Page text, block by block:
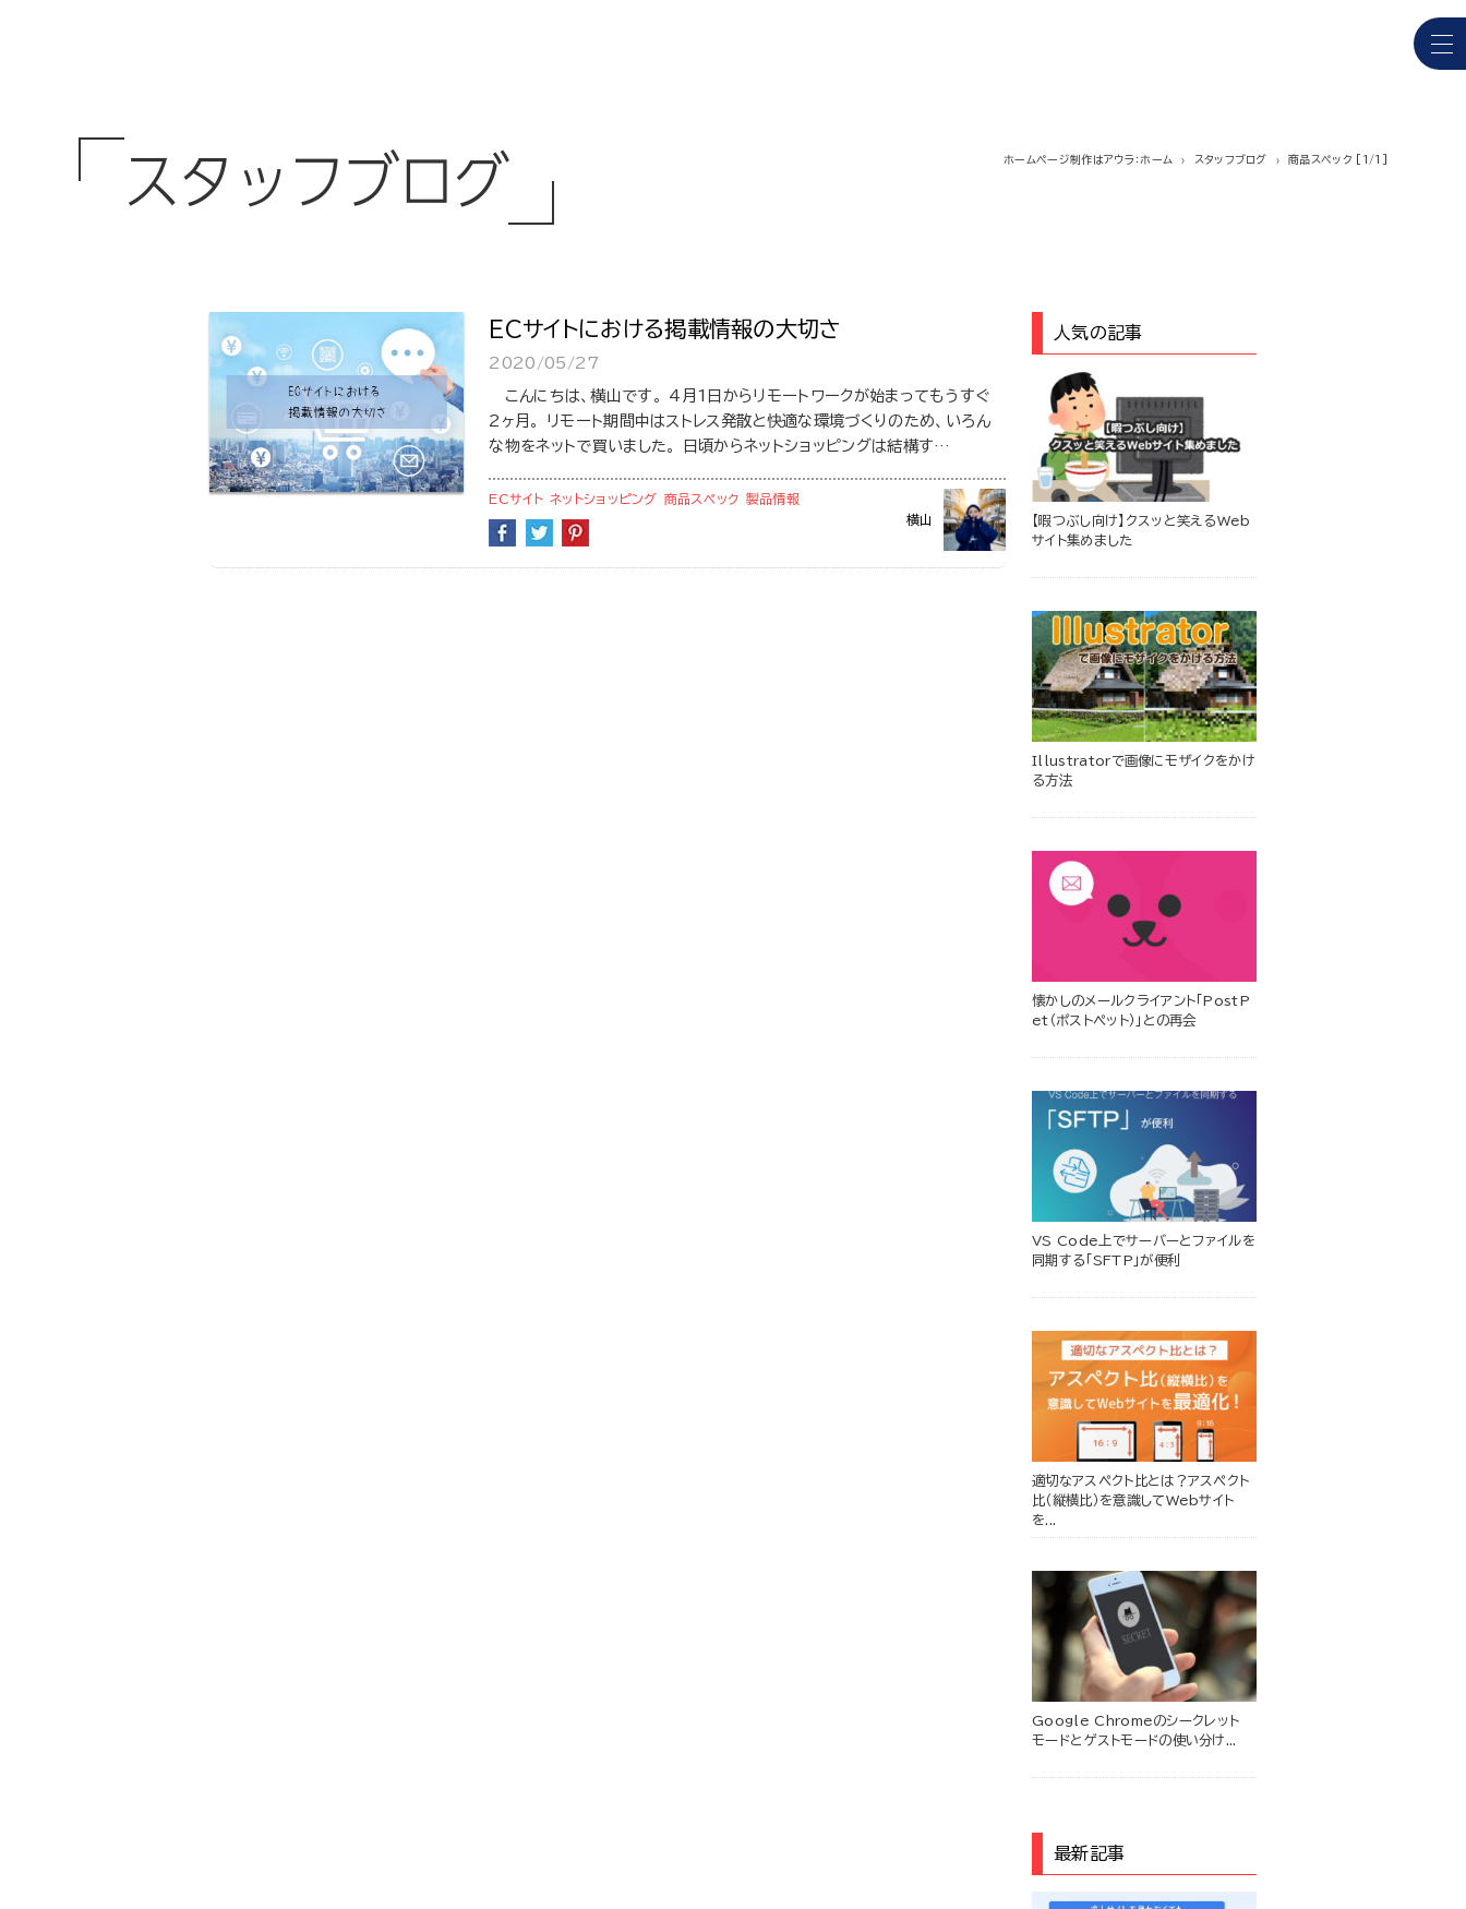
スタッフブログ ホームページ制作はアウラ：ホーム スタッフブログ 商品スペック [1/1]
ECサイトにおける掲載情報の大切さ
2020/05/27
こんにちは、横山です。 4月1日からリモートワークが始まってもうすぐ
2ヶ月。 リモート期間中はストレス発散と快適な環境づくりのため、いろん
な物をネットで買いました。 日頃からネットショッピングは結構す…
横山
ECサイト ネットショッピング 商品スペック 製品情報
人気の記事
【暇つぶし向け】クスッと笑えるWeb
サイト集めました
Illustratorで画像にモザイクをかけ
る方法
懐かしのメールクライアント「PostP
et（ポストペット）」との再会
VS Code上でサーバーとファイルを
同期する「SFTP」が便利
適切なアスペクト比とは？アスペクト
比（縦横比）を意識してWebサイト
を...
Google Chromeのシークレット
モードとゲストモードの使い分け...
最新記事